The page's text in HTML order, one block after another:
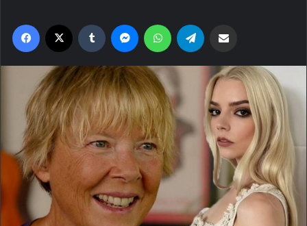
Facebook Tumblr MessengerWhatsApp